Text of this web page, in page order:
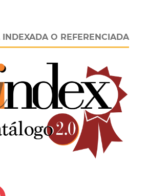
O REFERENCIADA